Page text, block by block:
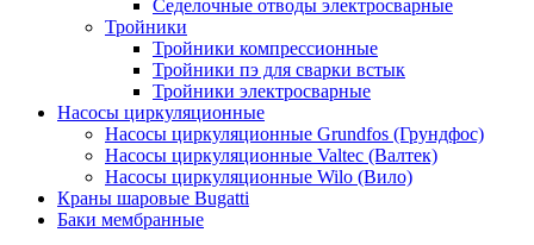
Седелочные отводы электросварные
Тройники
Тройники компрессионные
Тройники пэ для сварки встык
Тройники электросварные
Насосы циркуляционные
Насосы циркуляционные Grundfos (Грундфос)
Насосы циркуляционные Valtec (Валтек)
Насосы циркуляционные Wilo (Вило)
Краны шаровые Bugatti
Баки мембранные